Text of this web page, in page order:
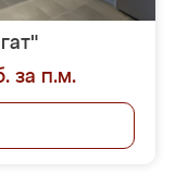
за п.м.